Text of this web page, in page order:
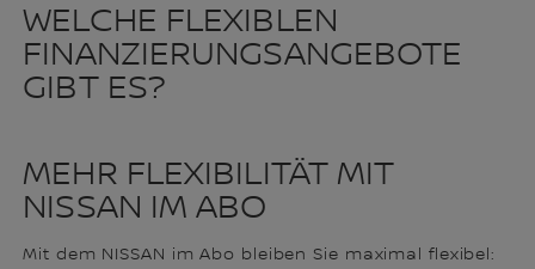
WELCHE FLEXIBLEN
FINANZIERUNGSANGEBOTE
GIBT ES?
MEHR FLEXIBILITÄT MIT
NISSAN IM ABO
Mit dem NISSAN im Abo bleiben Sie maximal flexibel: